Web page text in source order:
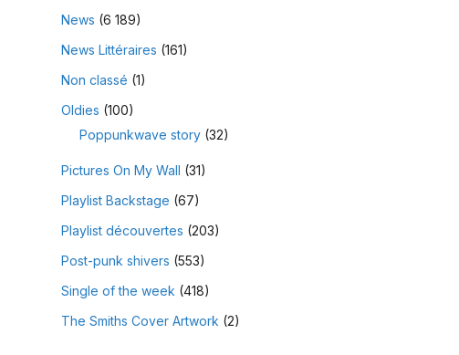
News (6 189)
News Littéraires (161)
Non classé (1)
Oldies (100)
Poppunkwave story(32)
Pictures On My Wall (31)
Playlist Backstage (67)
Playlist découvertes (203)
Post-punk shivers (553)
Single of the week (418)
The Smiths Cover Artwork (2)